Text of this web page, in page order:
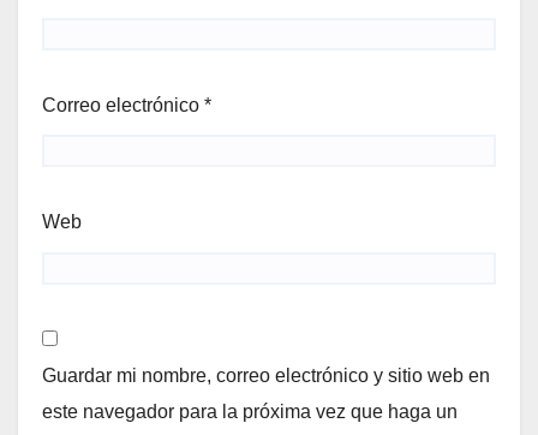
Correo electrónico *
Web
Guardar mi nombre, correo electrónico y sitio web en
este navegador para la próxima vez que haga un